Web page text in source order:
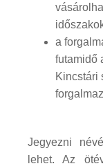
a
futamidő
Kincstári
Jegyezni
lehet. Az